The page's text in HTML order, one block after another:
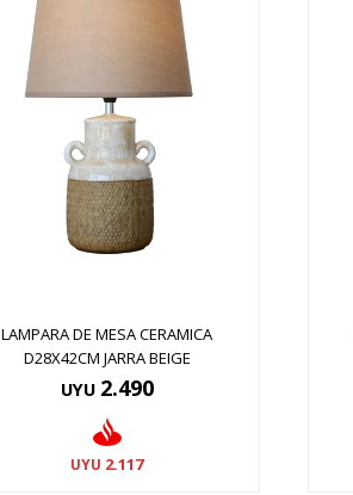
LAMPARA DE MESA CERAMICA
D28X42CM JARRA BEIGE
UYU 2.490
UYU 2.117